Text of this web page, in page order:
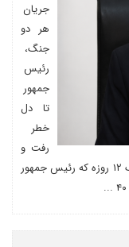
جریان
هر دو
جنگ،
رئیس
جمهور
تا دل
خطر
رفت و
پس از تهاجم دشمن به شورای امنیت ملی در جنگ ۱۲ روزه که رئیس جمهور